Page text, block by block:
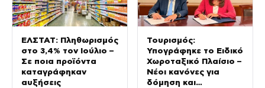
ΕΛΣΤΑΤ: Πληθωρισμός
στο 3,4% τον Ιούλιο –
Σε ποια προϊόντα
καταγράφηκαν
αυξήσεις
Τουρισμός:
Υπογράφηκε το Ειδικό
Χωροταξικό Πλαίσιο –
Νέοι κανόνες για
δόμηση και